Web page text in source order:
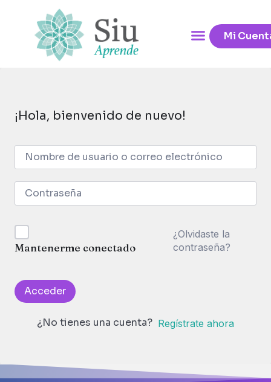
Mi
¡Hola, bienvenido de nuevo!
Mantenerme conectado
¿Olvidaste la
contraseña?
Acceder
¿No tienes una cuenta? Regístrate ahora